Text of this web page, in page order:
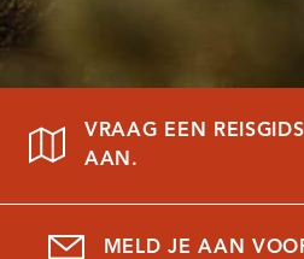
VRAAG EEN
AAN.
MELD JE AAN